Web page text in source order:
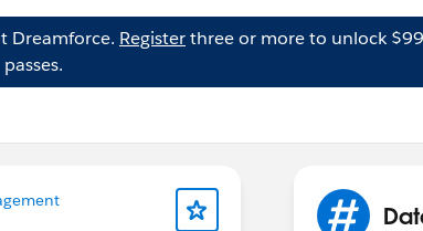
Dreamforce. Registerthree or more to unlock
passes.